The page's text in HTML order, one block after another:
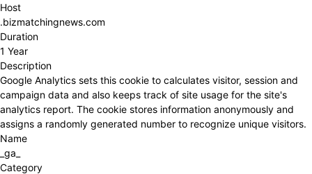
Host
.bizmatchingnews.com
Duration
1 Year
Description
Google Analytics sets this cookie to calculates visitor, session and
campaign data and also keeps track of site usage for the site's
analytics report. The cookie stores information anonymously and
assigns a randomly generated number to recognize unique visitors.
Name
_ga_
Category